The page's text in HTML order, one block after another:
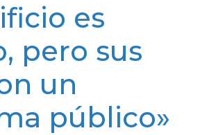
es
pero sus
un
público»